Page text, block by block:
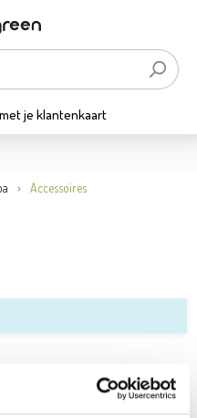
met je klantenkaart
Accessoires